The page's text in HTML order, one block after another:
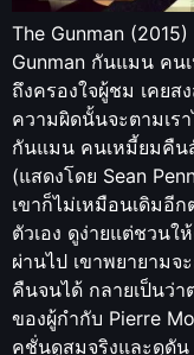
The Gunman
Gunman กันแมน คน
ถึงครองใจผู้ชม เคยส
ความผิดนั้นจะตามเรา
กันแมน คนเหมี้ยมคืน
(แสดงโดย Sean
เขาก็ไม่เหมือนเดิมอี
ตัวเอง ดูง่ายแต่ชวนใ
ผ่านไป เขาพยายามจ
คืนจนได้ กลายเป็นว่า
ของผู้กำกับ Pierre
คชั่นดูสมจริงและดุดัน